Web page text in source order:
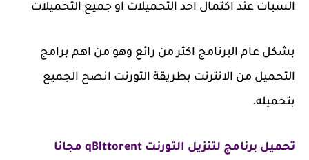
السبات عند اكتمال احد التحميلات او جميع التحميلات
بشكل عام البرنامج اكثر من رائع وهو من اهم برامج
التحميل من الانترنت بطريقة التورنت انصح الجميع
بتحميله.
تحميل برنامج لتنزيل التورنت qBittorent مجانا